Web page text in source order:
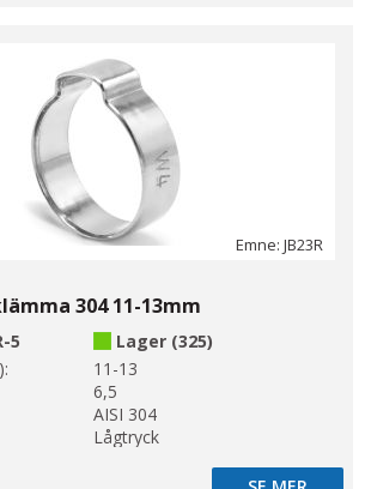
Emne: JB23R
304 11-13mm
5
Lager (325)
11-13
6,5
AISI 304
Lågtryck